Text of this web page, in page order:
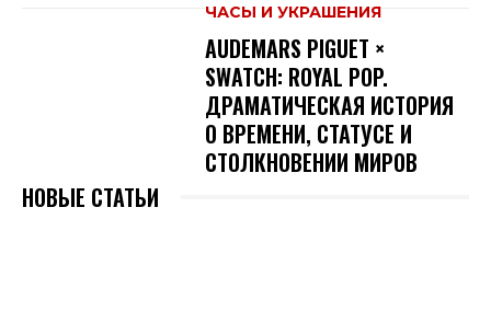
ЧАСЫ И УКРАШЕНИЯ
AUDEMARS PIGUET ×
SWATCH: ROYAL POP.
ДРАМАТИЧЕСКАЯ ИСТОРИЯ
О ВРЕМЕНИ, СТАТУСЕ И
СТОЛКНОВЕНИИ МИРОВ
НОВЫЕ СТАТЬИ